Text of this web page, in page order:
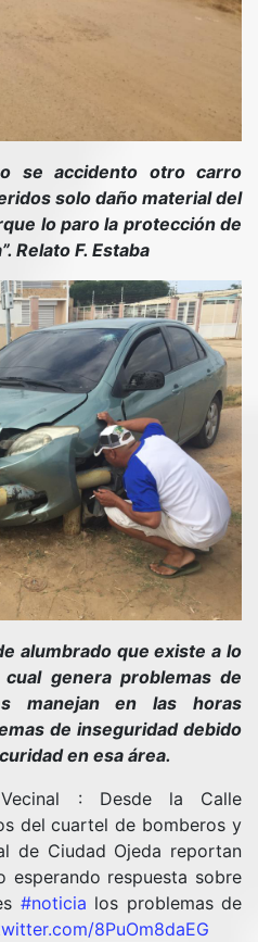
se accidento otro carro
solo daño material del
lo paro la protección de
Relato F. Estaba
alumbrado que existe a lo
genera problemas de
manejan en las horas
de inseguridad debido
en esa área.
: Desde la Calle
del cuartel de bomberos y
de Ciudad Ojeda reportan
esperando respuesta sobre
#noticia los problemas de
8PuOm8daEG